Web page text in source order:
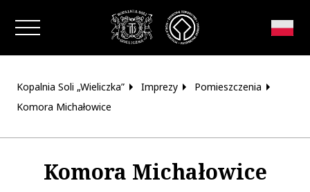
Zamknij okno
Kopalnia Soli „Wieliczka” Imprezy
Pomieszczenia
Komora Michałowice
Komora Michałowice